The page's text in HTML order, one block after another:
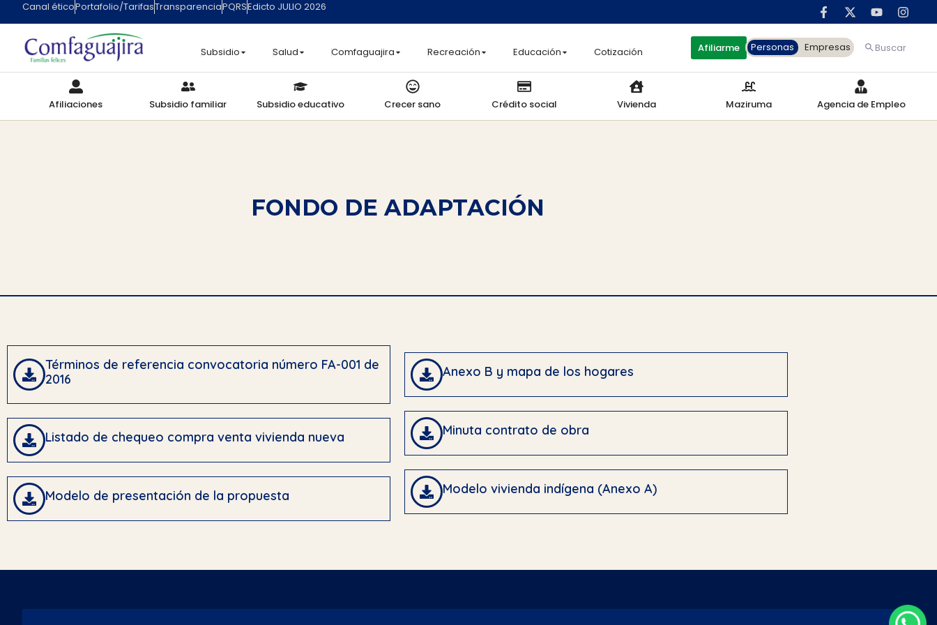
Canal éticoPortafolio/TarifasTransparenciaPQRSEdicto JULIO 2026
Subsidio Salud Comfaguajira Recreación Educación Cotización Afiliarme Personas Empresas Buscar
Afiliaciones Subsidio familiar Subsidio educativo Crecer sano Crédito social Vivienda Maziruma Agencia de Empleo
FONDO DE ADAPTACIÓN
Términos de referencia convocatoria número FA-001 de
2016
Listado de chequeo compra venta vivienda nueva
Modelo de presentación de la propuesta
Anexo B y mapa de los hogares
Minuta contrato de obra
Modelo vivienda indígena (Anexo A)